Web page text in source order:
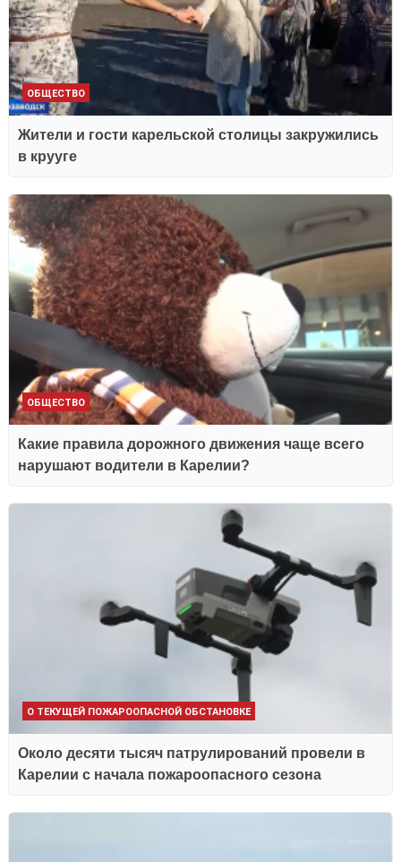
ОБЩЕСТВО
Жители и гости карельской столицы закружились
в крууге
ОБЩЕСТВО
Какие правила дорожного движения чаще всего
нарушают водители в Карелии?
О ТЕКУЩЕЙ ПОЖАРООПАСНОЙ ОБСТАНОВКЕ
Около десяти тысяч патрулирований провели в
Карелии с начала пожароопасного сезона